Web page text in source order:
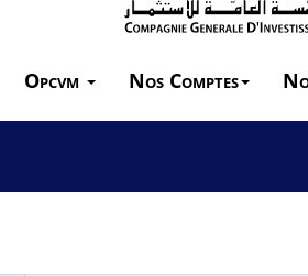
Opcvm Nos Comptes